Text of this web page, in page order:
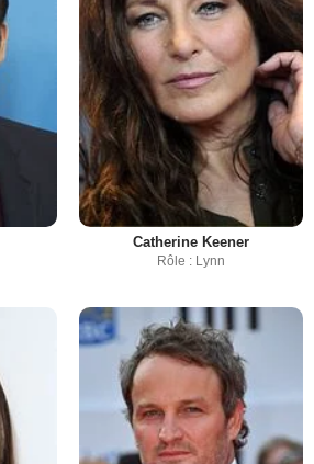
Catherine Keener
Rôle : Lynn